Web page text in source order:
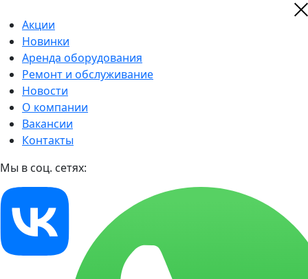
Акции
Новинки
Аренда оборудования
Ремонт и обслуживание
Новости
О компании
Вакансии
Контакты
Мы в соц. сетях: